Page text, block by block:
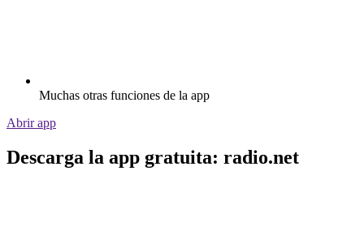
Muchas otras funciones de la app
Abrir app
Descarga la app gratuita: radio.net